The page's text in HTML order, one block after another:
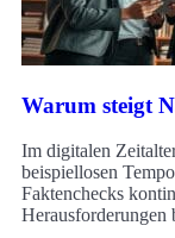
Warum steigt
Im digitalen
beispiellosen
Faktenchecks
Herausforderungen